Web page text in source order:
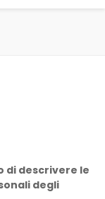
di descrivere le
degli